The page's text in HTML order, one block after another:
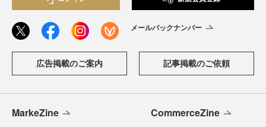
メールバックナンバー
広告掲載のご案内 記事掲載のご依頼
MarkeZine CommerceZine